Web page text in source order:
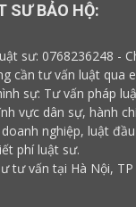
SƯ BẢO HỘ:
sư: 0768236248 -
cần tư vấn luật qua
sự: Tư vấn pháp
vực dân sự, hành
nghiệp, luật
phí luật sư.
tư vấn tại Hà Nội,